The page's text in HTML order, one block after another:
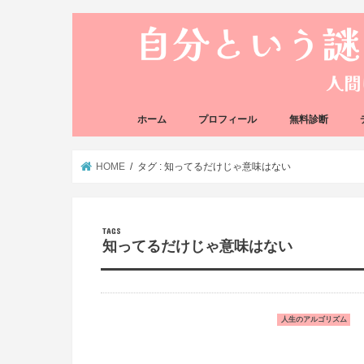
ホーム プロフィール 無料診断
HOME タグ : 知ってるだけじゃ意味はない
知ってるだけじゃ意味はない
人生のアルゴリズム